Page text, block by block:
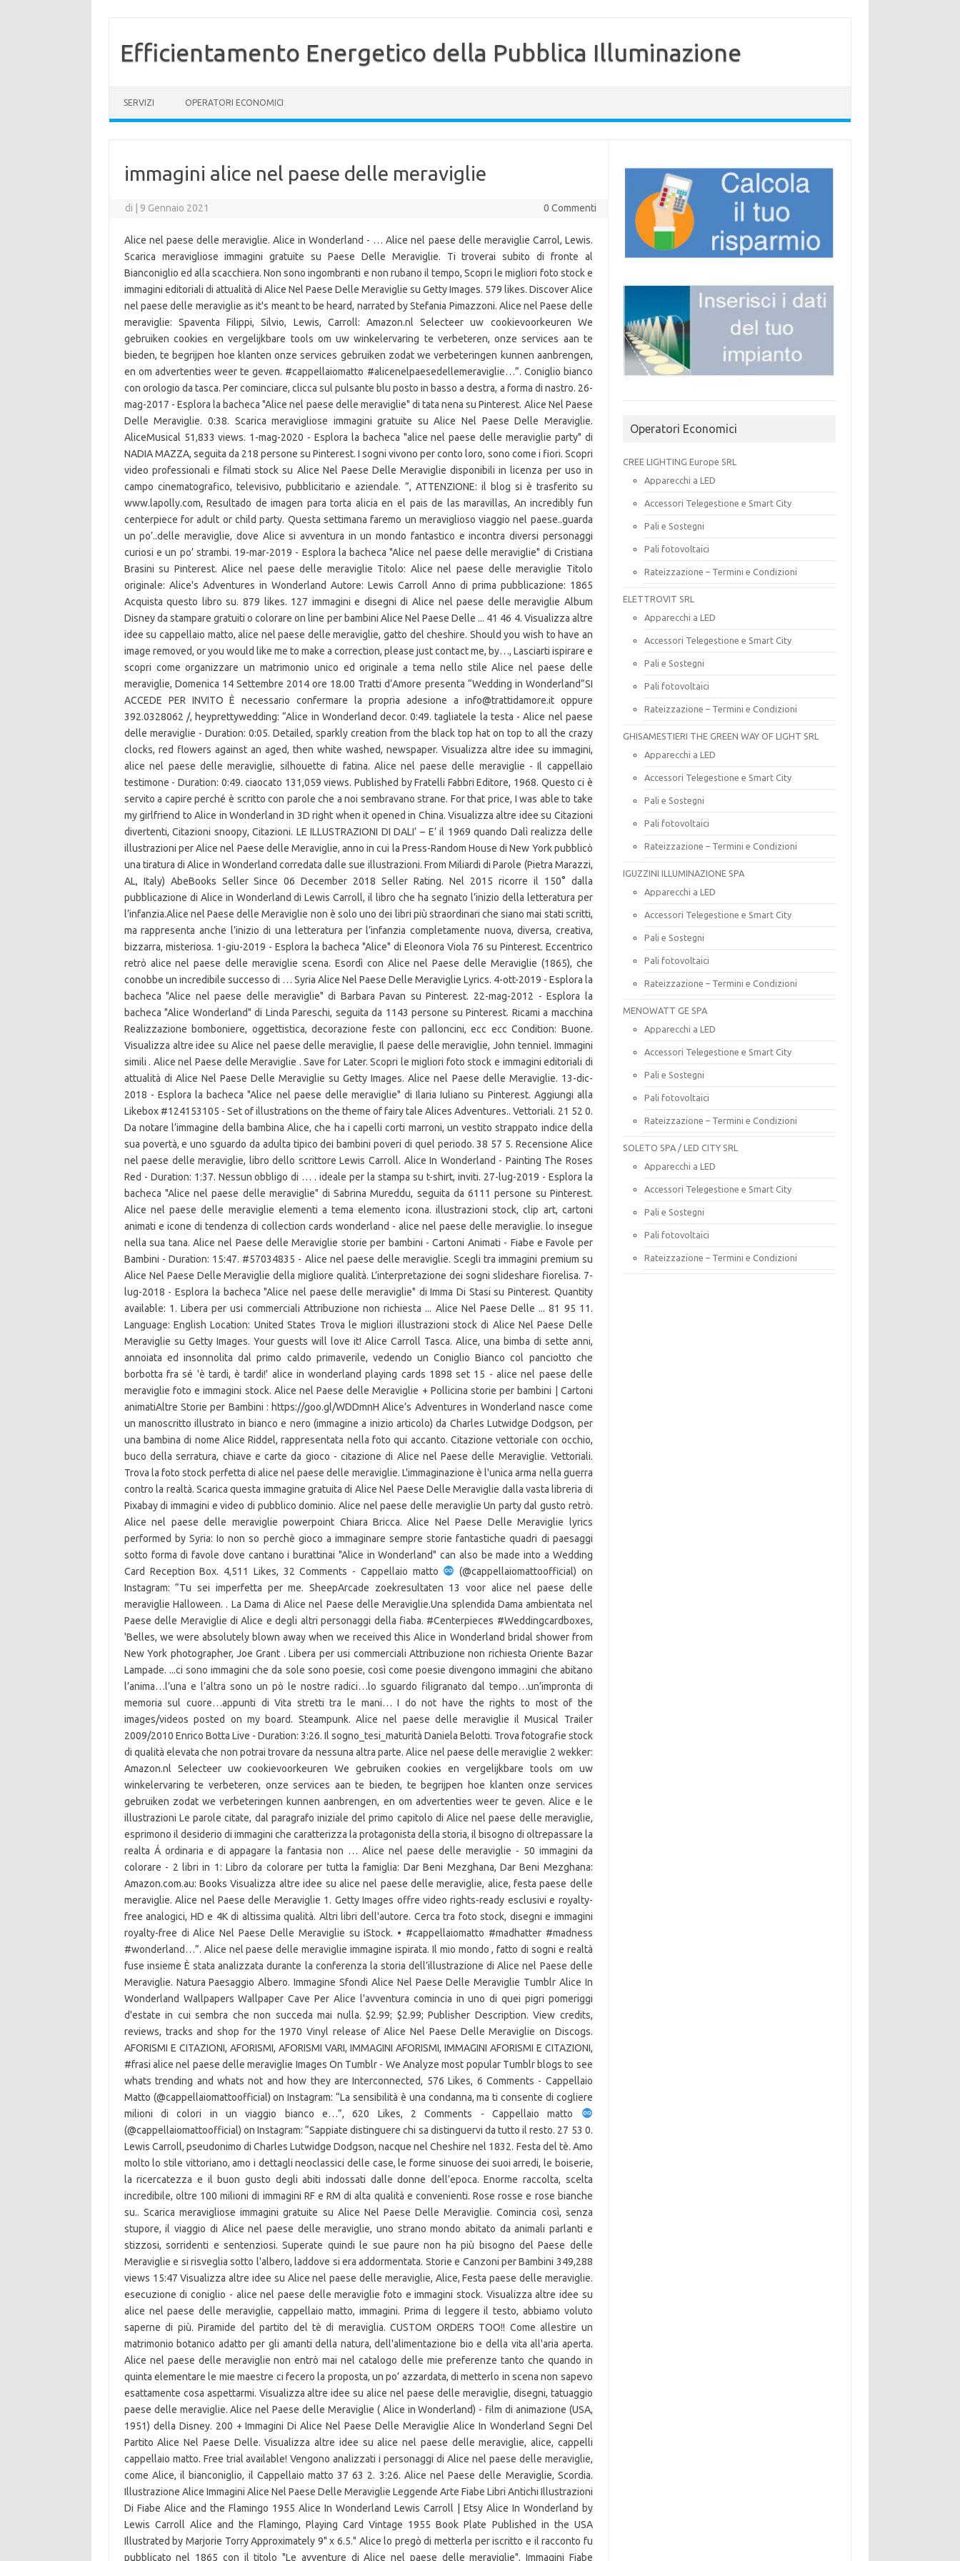
Efficientamento Energetico della Pubblica Illuminazione
SERVIZI OPERATORI ECONOMICI
immagini alice nel paese delle meraviglie
di 9 Gennaio 2021 0 Commenti
Alice nel paese delle meraviglie. Alice in Wonderland - … Alice nel paese delle meraviglie Carrol, Lewis.
Scarica meravigliose immagini gratuite su Paese Delle Meraviglie. Ti troverai subito di fronte al
Bianconiglio ed alla scacchiera. Non sono ingombranti e non rubano il tempo, Scopri le migliori foto stock e
immagini editoriali di attualità di Alice Nel Paese Delle Meraviglie su Getty Images. 579 likes. Discover Alice
nel paese delle meraviglie as it's meant to be heard, narrated by Stefania Pimazzoni. Alice nel Paese delle
meraviglie: Spaventa Filippi, Silvio, Lewis, Carroll: Amazon.nl Selecteer uw cookievoorkeuren We
gebruiken cookies en vergelijkbare tools om uw winkelervaring te verbeteren, onze services aan te
bieden, te begrijpen hoe klanten onze services gebruiken zodat we verbeteringen kunnen aanbrengen,
en om advertenties weer te geven. #cappellaiomatto #alicenelpaesedellemeraviglie…”. Coniglio bianco
con orologio da tasca. Per cominciare, clicca sul pulsante blu posto in basso a destra, a forma di nastro. 26-
mag-2017 - Esplora la bacheca "Alice nel paese delle meraviglie" di tata nena su Pinterest. Alice Nel Paese
Delle Meraviglie. 0:38. Scarica meravigliose immagini gratuite su Alice Nel Paese Delle Meraviglie.
AliceMusical 51,833 views. 1-mag-2020 - Esplora la bacheca "alice nel paese delle meraviglie party" di
NADIA MAZZA, seguita da 218 persone su Pinterest. I sogni vivono per conto loro, sono come i fiori. Scopri
video professionali e filmati stock su Alice Nel Paese Delle Meraviglie disponibili in licenza per uso in
campo cinematografico, televisivo, pubblicitario e aziendale. ”, ATTENZIONE: il blog si è trasferito su
www.lapolly.com, Resultado de imagen para torta alicia en el pais de las maravillas, An incredibly fun
centerpiece for adult or child party. Questa settimana faremo un meraviglioso viaggio nel paese..guarda
un po’..delle meraviglie, dove Alice si avventura in un mondo fantastico e incontra diversi personaggi
curiosi e un po’ strambi. 19-mar-2019 - Esplora la bacheca "Alice nel paese delle meraviglie" di Cristiana
Brasini su Pinterest. Alice nel paese delle meraviglie Titolo: Alice nel paese delle meraviglie Titolo
originale: Alice's Adventures in Wonderland Autore: Lewis Carroll Anno di prima pubblicazione: 1865
Acquista questo libro su. 879 likes. 127 immagini e disegni di Alice nel paese delle meraviglie Album
Disney da stampare gratuiti o colorare on line per bambini Alice Nel Paese Delle ... 41 46 4. Visualizza altre
idee su cappellaio matto, alice nel paese delle meraviglie, gatto del cheshire. Should you wish to have an
image removed, or you would like me to make a correction, please just contact me, by…, Lasciarti ispirare e
scopri come organizzare un matrimonio unico ed originale a tema nello stile Alice nel paese delle
meraviglie, Domenica 14 Settembre 2014 ore 18.00 Tratti d’Amore presenta “Wedding in Wonderland”SI
ACCEDE PER INVITO È necessario confermare la propria adesione a info@trattidamore.it oppure
392.0328062 /, heyprettywedding: “Alice in Wonderland decor. 0:49. tagliatele la testa - Alice nel paese
delle meraviglie - Duration: 0:05. Detailed, sparkly creation from the black top hat on top to all the crazy
clocks, red flowers against an aged, then white washed, newspaper. Visualizza altre idee su immagini,
alice nel paese delle meraviglie, silhouette di fatina. Alice nel paese delle meraviglie - Il cappellaio
testimone - Duration: 0:49. ciaocato 131,059 views. Published by Fratelli Fabbri Editore, 1968. Questo ci è
servito a capire perché è scritto con parole che a noi sembravano strane. For that price, I was able to take
my girlfriend to Alice in Wonderland in 3D right when it opened in China. Visualizza altre idee su Citazioni
divertenti, Citazioni snoopy, Citazioni. LE ILLUSTRAZIONI DI DALI’ – E’ il 1969 quando Dalì realizza delle
illustrazioni per Alice nel Paese delle Meraviglie, anno in cui la Press-Random House di New York pubblicò
una tiratura di Alice in Wonderland corredata dalle sue illustrazioni. From Miliardi di Parole (Pietra Marazzi,
AL, Italy) AbeBooks Seller Since 06 December 2018 Seller Rating. Nel 2015 ricorre il 150° dalla
pubblicazione di Alice in Wonderland di Lewis Carroll, il libro che ha segnato l’inizio della letteratura per
l’infanzia.Alice nel Paese delle Meraviglie non è solo uno dei libri più straordinari che siano mai stati scritti,
ma rappresenta anche l’inizio di una letteratura per l’infanzia completamente nuova, diversa, creativa,
bizzarra, misteriosa. 1-giu-2019 - Esplora la bacheca "Alice" di Eleonora Viola 76 su Pinterest. Eccentrico
retrò alice nel paese delle meraviglie scena. Esordì con Alice nel Paese delle Meraviglie (1865), che
conobbe un incredibile successo di … Syria Alice Nel Paese Delle Meraviglie Lyrics. 4-ott-2019 - Esplora la
bacheca "Alice nel paese delle meraviglie" di Barbara Pavan su Pinterest. 22-mag-2012 - Esplora la
bacheca "Alice Wonderland" di Linda Pareschi, seguita da 1143 persone su Pinterest. Ricami a macchina
Realizzazione bomboniere, oggettistica, decorazione feste con palloncini, ecc ecc Condition: Buone.
Visualizza altre idee su Alice nel paese delle meraviglie, Il paese delle meraviglie, John tenniel. Immagini
simili . Alice nel Paese delle Meraviglie . Save for Later. Scopri le migliori foto stock e immagini editoriali di
attualità di Alice Nel Paese Delle Meraviglie su Getty Images. Alice nel Paese delle Meraviglie. 13-dic-
2018 - Esplora la bacheca "Alice nel paese delle meraviglie" di Ilaria Iuliano su Pinterest. Aggiungi alla
Likebox #124153105 - Set of illustrations on the theme of fairy tale Alices Adventures.. Vettoriali. 21 52 0.
Da notare l’immagine della bambina Alice, che ha i capelli corti marroni, un vestito strappato indice della
sua povertà, e uno sguardo da adulta tipico dei bambini poveri di quel periodo. 38 57 5. Recensione Alice
nel paese delle meraviglie, libro dello scrittore Lewis Carroll. Alice In Wonderland - Painting The Roses
Red - Duration: 1:37. Nessun obbligo di … . ideale per la stampa su t-shirt, inviti. 27-lug-2019 - Esplora la
bacheca "Alice nel paese delle meraviglie" di Sabrina Mureddu, seguita da 6111 persone su Pinterest.
Alice nel paese delle meraviglie elementi a tema elemento icona. illustrazioni stock, clip art, cartoni
animati e icone di tendenza di collection cards wonderland - alice nel paese delle meraviglie. lo insegue
nella sua tana. Alice nel Paese delle Meraviglie storie per bambini - Cartoni Animati - Fiabe e Favole per
Bambini - Duration: 15:47. #57034835 - Alice nel paese delle meraviglie. Scegli tra immagini premium su
Alice Nel Paese Delle Meraviglie della migliore qualità. L’interpretazione dei sogni slideshare fiorelisa. 7-
lug-2018 - Esplora la bacheca "Alice nel paese delle meraviglie" di Imma Di Stasi su Pinterest. Quantity
available: 1. Libera per usi commerciali Attribuzione non richiesta ... Alice Nel Paese Delle ... 81 95 11.
Language: English Location: United States Trova le migliori illustrazioni stock di Alice Nel Paese Delle
Meraviglie su Getty Images. Your guests will love it! Alice Carroll Tasca. Alice, una bimba di sette anni,
annoiata ed insonnolita dal primo caldo primaverile, vedendo un Coniglio Bianco col panciotto che
borbotta fra sé 'è tardi, è tardi!' alice in wonderland playing cards 1898 set 15 - alice nel paese delle
meraviglie foto e immagini stock. Alice nel Paese delle Meraviglie + Pollicina storie per bambini | Cartoni
animatiAltre Storie per Bambini : https://goo.gl/WDDmnH Alice’s Adventures in Wonderland nasce come
un manoscritto illustrato in bianco e nero (immagine a inizio articolo) da Charles Lutwidge Dodgson, per
una bambina di nome Alice Riddel, rappresentata nella foto qui accanto. Citazione vettoriale con occhio,
buco della serratura, chiave e carte da gioco - citazione di Alice nel Paese delle Meraviglie. Vettoriali.
Trova la foto stock perfetta di alice nel paese delle meraviglie. L'immaginazione è l'unica arma nella guerra
contro la realtà. Scarica questa immagine gratuita di Alice Nel Paese Delle Meraviglie dalla vasta libreria di
Pixabay di immagini e video di pubblico dominio. Alice nel paese delle meraviglie Un party dal gusto retrò.
Alice nel paese delle meraviglie powerpoint Chiara Bricca. Alice Nel Paese Delle Meraviglie lyrics
performed by Syria: Io non so perchè gioco a immaginare sempre storie fantastiche quadri di paesaggi
sotto forma di favole dove cantano i burattinai "Alice in Wonderland" can also be made into a Wedding
Card Reception Box. 4,511 Likes, 32 Comments - Cappellaio matto
(@cappellaiomattoofficial) on
Instagram: “Tu sei imperfetta per me. SheepArcade zoekresultaten 13 voor alice nel paese delle
meraviglie Halloween. . La Dama di Alice nel Paese delle Meraviglie.Una splendida Dama ambientata nel
Paese delle Meraviglie di Alice e degli altri personaggi della fiaba. #Centerpieces #Weddingcardboxes,
'Belles, we were absolutely blown away when we received this Alice in Wonderland bridal shower from
New York photographer, Joe Grant . Libera per usi commerciali Attribuzione non richiesta Oriente Bazar
Lampade. ...ci sono immagini che da sole sono poesie, così come poesie divengono immagini che abitano
l’anima…l’una e l’altra sono un pò le nostre radici…lo sguardo filigranato dal tempo…un’impronta di
memoria sul cuore…appunti di Vita stretti tra le mani… I do not have the rights to most of the
images/videos posted on my board. Steampunk. Alice nel paese delle meraviglie il Musical Trailer
2009/2010 Enrico Botta Live - Duration: 3:26. Il sogno_tesi_maturità Daniela Belotti. Trova fotografie stock
di qualità elevata che non potrai trovare da nessuna altra parte. Alice nel paese delle meraviglie 2 wekker:
Amazon.nl Selecteer uw cookievoorkeuren We gebruiken cookies en vergelijkbare tools om uw
winkelervaring te verbeteren, onze services aan te bieden, te begrijpen hoe klanten onze services
gebruiken zodat we verbeteringen kunnen aanbrengen, en om advertenties weer te geven. Alice e le
illustrazioni Le parole citate, dal paragrafo iniziale del primo capitolo di Alice nel paese delle meraviglie,
esprimono il desiderio di immagini che caratterizza la protagonista della storia, il bisogno di oltrepassare la
realta Á ordinaria e di appagare la fantasia non … Alice nel paese delle meraviglie - 50 immagini da
colorare - 2 libri in 1: Libro da colorare per tutta la famiglia: Dar Beni Mezghana, Dar Beni Mezghana:
Amazon.com.au: Books Visualizza altre idee su alice nel paese delle meraviglie, alice, festa paese delle
meraviglie. Alice nel Paese delle Meraviglie 1. Getty Images offre video rights-ready esclusivi e royalty-
free analogici, HD e 4K di altissima qualità. Altri libri dell'autore. Cerca tra foto stock, disegni e immagini
royalty-free di Alice Nel Paese Delle Meraviglie su iStock. • #cappellaiomatto #madhatter #madness
#wonderland…”. Alice nel paese delle meraviglie immagine ispirata. Il mio mondo , fatto di sogni e realtà
fuse insieme È stata analizzata durante la conferenza la storia dell’illustrazione di Alice nel Paese delle
Meraviglie. Natura Paesaggio Albero. Immagine Sfondi Alice Nel Paese Delle Meraviglie Tumblr Alice In
Wonderland Wallpapers Wallpaper Cave Per Alice l'avventura comincia in uno di quei pigri pomeriggi
d'estate in cui sembra che non succeda mai nulla. $2.99; $2.99; Publisher Description. View credits,
reviews, tracks and shop for the 1970 Vinyl release of Alice Nel Paese Delle Meraviglie on Discogs.
AFORISMI E CITAZIONI, AFORISMI, AFORISMI VARI, IMMAGINI AFORISMI, IMMAGINI AFORISMI E CITAZIONI,
#frasi alice nel paese delle meraviglie Images On Tumblr - We Analyze most popular Tumblr blogs to see
whats trending and whats not and how they are Interconnected, 576 Likes, 6 Comments - Cappellaio
Matto (@cappellaiomattoofficial) on Instagram: “La sensibilità è una condanna, ma ti consente di cogliere
milioni di colori in un viaggio bianco e…”, 620 Likes, 2 Comments - Cappellaio matto
(@cappellaiomattoofficial) on Instagram: “Sappiate distinguere chi sa distinguervi da tutto il resto. 27 53 0.
Lewis Carroll, pseudonimo di Charles Lutwidge Dodgson, nacque nel Cheshire nel 1832. Festa del tè. Amo
molto lo stile vittoriano, amo i dettagli neoclassici delle case, le forme sinuose dei suoi arredi, le boiserie,
la ricercatezza e il buon gusto degli abiti indossati dalle donne dell’epoca. Enorme raccolta, scelta
incredibile, oltre 100 milioni di immagini RF e RM di alta qualità e convenienti. Rose rosse e rose bianche
su.. Scarica meravigliose immagini gratuite su Alice Nel Paese Delle Meraviglie. Comincia così, senza
stupore, il viaggio di Alice nel paese delle meraviglie, uno strano mondo abitato da animali parlanti e
stizzosi, sorridenti e sentenziosi. Superate quindi le sue paure non ha più bisogno del Paese delle
Meraviglie e si risveglia sotto l'albero, laddove si era addormentata. Storie e Canzoni per Bambini 349,288
views 15:47 Visualizza altre idee su Alice nel paese delle meraviglie, Alice, Festa paese delle meraviglie.
esecuzione di coniglio - alice nel paese delle meraviglie foto e immagini stock. Visualizza altre idee su
alice nel paese delle meraviglie, cappellaio matto, immagini. Prima di leggere il testo, abbiamo voluto
saperne di più. Piramide del partito del tè di meraviglia. CUSTOM ORDERS TOO!! Come allestire un
matrimonio botanico adatto per gli amanti della natura, dell'alimentazione bio e della vita all'aria aperta.
Alice nel paese delle meraviglie non entrò mai nel catalogo delle mie preferenze tanto che quando in
quinta elementare le mie maestre ci fecero la proposta, un po’ azzardata, di metterlo in scena non sapevo
esattamente cosa aspettarmi. Visualizza altre idee su alice nel paese delle meraviglie, disegni, tatuaggio
paese delle meraviglie. Alice nel Paese delle Meraviglie ( Alice in Wonderland) - film di animazione (USA,
1951) della Disney. 200 + Immagini Di Alice Nel Paese Delle Meraviglie Alice In Wonderland Segni Del
Partito Alice Nel Paese Delle. Visualizza altre idee su alice nel paese delle meraviglie, alice, cappelli
cappellaio matto. Free trial available! Vengono analizzati i personaggi di Alice nel paese delle meraviglie,
come Alice, il bianconiglio, il Cappellaio matto 37 63 2. 3:26. Alice nel Paese delle Meraviglie, Scordia.
Illustrazione Alice Immagini Alice Nel Paese Delle Meraviglie Leggende Arte Fiabe Libri Antichi Illustrazioni
Di Fiabe Alice and the Flamingo 1955 Alice In Wonderland Lewis Carroll | Etsy Alice In Wonderland by
Lewis Carroll Alice and the Flamingo, Playing Card Vintage 1955 Book Plate Published in the USA
Illustrated by Marjorie Torry Approximately 9" x 6.5." Alice lo pregò di metterla per iscritto e il racconto fu
pubblicato nel 1865 con il titolo "Le avventure di Alice nel paese delle meraviglie". Immagini Fiabe
Operatori Economici
CREE LIGHTING Europe SRL
Apparecchi a LED
Accessori Telegestione e Smart City
Pali e Sostegni
Pali fotovoltaici
Rateizzazione – Termini e Condizioni
ELETTROVIT SRL
Apparecchi a LED
Accessori Telegestione e Smart City
Pali e Sostegni
Pali fotovoltaici
Rateizzazione – Termini e Condizioni
GHISAMESTIERI THE GREEN WAY OF LIGHT SRL
Apparecchi a LED
Accessori Telegestione e Smart City
Pali e Sostegni
Pali fotovoltaici
Rateizzazione – Termini e Condizioni
IGUZZINI ILLUMINAZIONE SPA
Apparecchi a LED
Accessori Telegestione e Smart City
Pali e Sostegni
Pali fotovoltaici
Rateizzazione – Termini e Condizioni
MENOWATT GE SPA
Apparecchi a LED
Accessori Telegestione e Smart City
Pali e Sostegni
Pali fotovoltaici
Rateizzazione – Termini e Condizioni
SOLETO SPA / LED CITY SRL
Apparecchi a LED
Accessori Telegestione e Smart City
Pali e Sostegni
Pali fotovoltaici
Rateizzazione – Termini e Condizioni